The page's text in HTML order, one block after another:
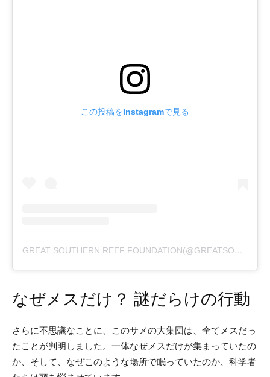
この投稿をInstagramで見る
GREAT SOUTHERN REEF FOUNDATION(@GREATSOUTHERNREEF)がシェアした投稿
なぜメスだけ？ 謎だらけの行動
さらに不思議なことに、このサメの大集団は、全てメスだっ
たことが判明しました。一体なぜメスだけが集まっていたの
か、そして、なぜこのような場所で眠っていたのか、科学者